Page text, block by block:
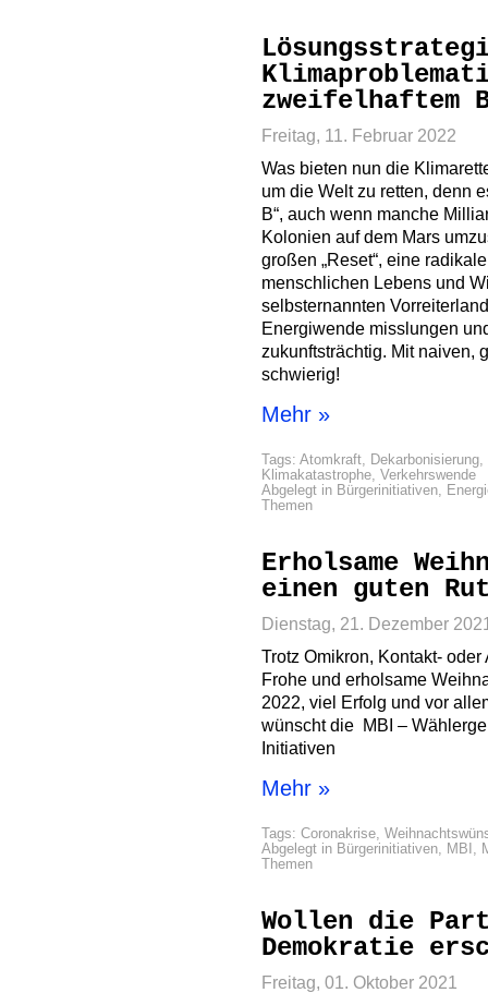
zweifelhaftem
Freitag, 11. Februar 2022
Was bieten nun die
um die Welt zu retten, denn
B“, auch wenn manche
Kolonien auf dem Mars
großen „Reset“, eine
menschlichen Lebens und
selbsternannten
Energiwende misslungen
zukunftsträchtig. Mit naiven,
schwierig!
Mehr »
Tags: Atomkraft, Dekarbonisierung,
Klimakatastrophe, Verkehrswende
Abgelegt in Bürgerinitiativen,
Themen
Erholsame
einen guten
Dienstag, 21. Dezember
Trotz Omikron, Kontakt-
Frohe und erholsame
2022, viel Erfolg und vor
wünscht die MBI –
Initiativen
Mehr »
Tags: Coronakrise,
Abgelegt in Bürgerinitiativen, MBI ,
Themen
Wollen die
Demokratie
Freitag, 01. Oktober 2021